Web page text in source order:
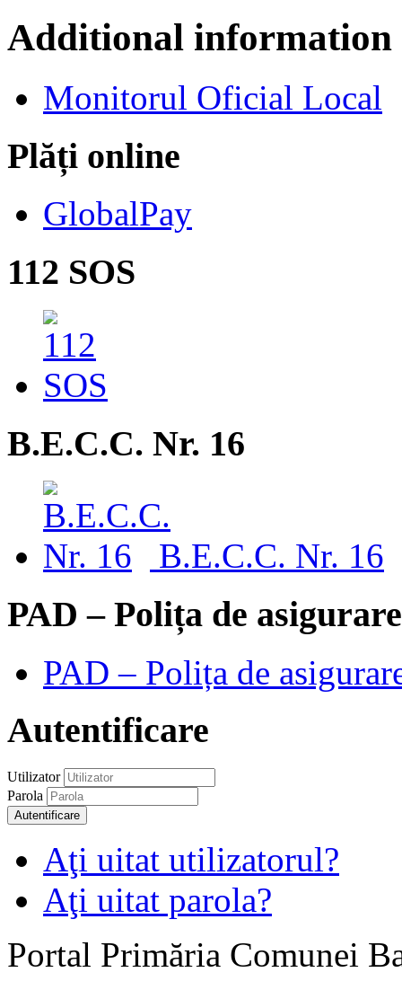
Additional information
Monitorul Oficial Local
Plăți online
GlobalPay
112 SOS
B.E.C.C. Nr. 16
B.E.C.C. Nr. 16
PAD – Polița de asigurare
PAD – Polița de
Autentificare
Utilizator
Parola
Autentificare
Aţi uitat utilizatorul?
Aţi uitat parola?
Portal Primăria Comunei